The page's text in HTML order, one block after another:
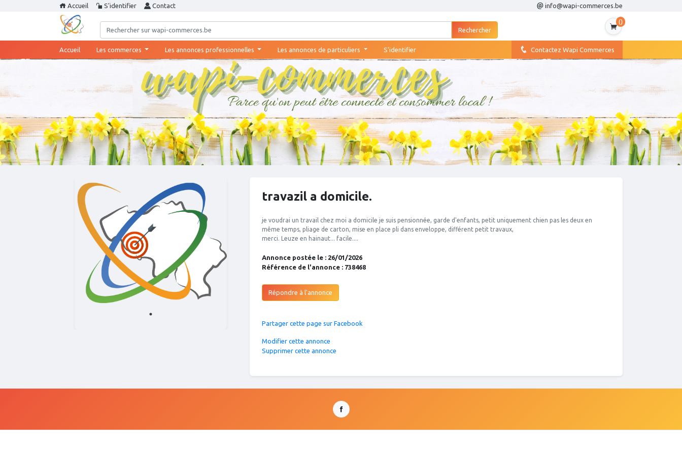
Accueil S'identifier Contact info@wapi-commerces.be
0
Accueil (current)Les commerces Les annonces professionnelles Les annonces de particuliers S'identifier Contactez Wapi Commerces
travazil a domicile.
je voudrai un travail chez moi a domicile je suis pensionnée, garde d'enfants, petit uniquement chien pas les deux en
même temps, pliage de carton, mise en place pli dans enveloppe, différent petit travaux,
merci. Leuze en hainaut... facile....
Annonce postée le : 26/01/2026
Référence de l'annonce : 738468
Répondre à l'annonce
Partager cette page sur Facebook
Modifier cette annonce
Supprimer cette annonce